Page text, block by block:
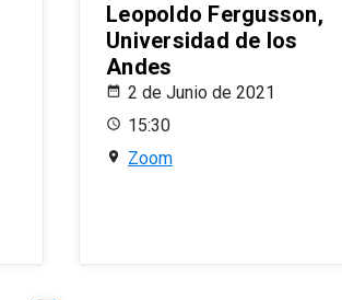
Leopoldo Fergusson,
Universidad de los
Andes
2 de Junio de 2021
15:30
Zoom